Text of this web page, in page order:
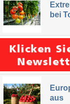
bei
aus